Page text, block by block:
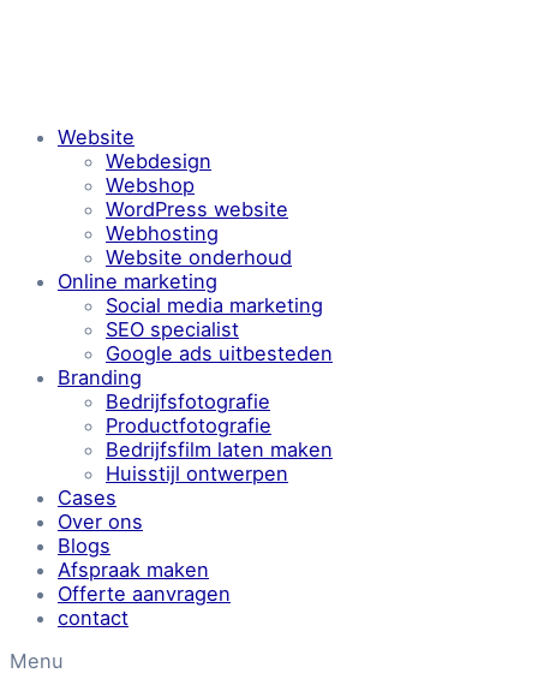
Website
Webdesign
Webshop
WordPress website
Webhosting
Website onderhoud
Online marketing
Social media marketing
SEO specialist
Google ads uitbesteden
Branding
Bedrijfsfotografie
Productfotografie
Bedrijfsfilm laten maken
Huisstijl ontwerpen
Cases
Over ons
Blogs
Afspraak maken
Offerte aanvragen
contact
Menu